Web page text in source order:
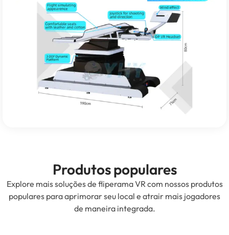
Produtos populares
Explore mais soluções de fliperama VR com nossos produtos
populares para aprimorar seu local e atrair mais jogadores
de maneira integrada.